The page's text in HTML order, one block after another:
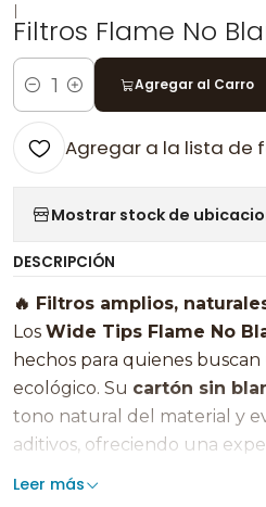
|
Filtros Flame No
Cantidad
Agregar al Carro
Agregar a la lista de
Mostrar stock de
DESCRIPCIÓN
🔥 Filtros amplios,
Los Wide Tips Flame No
hechos para quienes
ecológico. Su cartón sin
tono natural del material y
aditivos, ofreciendo una
auténtica 😌.
Leer más